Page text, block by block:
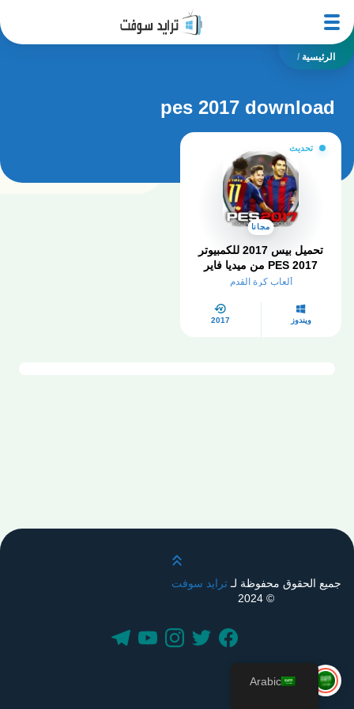
الرئيسية /
pes 2017 download
تحديث
مجانا
تحميل بيس 2017 للكمبيوتر
PES 2017 من ميديا فاير
مضغوطة
ألعاب كرة القدم
ويندوز 2017
قم بالتمرير لأعلى
جميع الحقوق محفوظة لـترايد سوفت
© 2024
Arabic